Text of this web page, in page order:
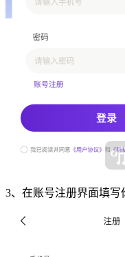
3、在账号注册界面填